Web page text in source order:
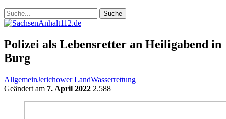
Polizei als Lebensretter an Heiligabend in
Burg
AllgemeinJerichower LandWasserrettung
Geändert am 7. April 2022 2.588